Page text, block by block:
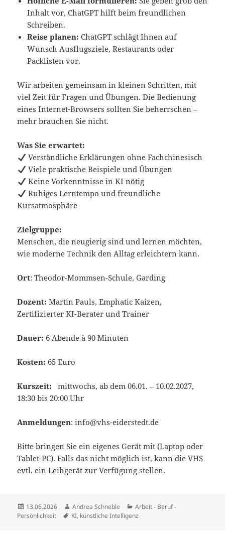
Inhalt vor, ChatGPT hilft beim freundlichen
Schreiben.
Reise planen: ChatGPT schlägt Ihnen auf
Wunsch Ausflugsziele, Restaurants oder
Packlisten vor.
Wir arbeiten gemeinsam in kleinen Schritten, mit
viel Zeit für Fragen und Übungen. Die Bedienung
eines Internet-Browsers sollten Sie beherrschen –
mehr brauchen Sie nicht.
Was Sie erwartet:
Verständliche Erklärungen ohne Fachchinesisch
Viele praktische Beispiele und Übungen
Keine Vorkenntnisse in KI nötig
Ruhiges Lerntempo und freundliche
Kursatmosphäre
Zielgruppe:
Menschen, die neugierig sind und lernen möchten,
wie moderne Technik den Alltag erleichtern kann.
Ort: Theodor-Mommsen-Schule, Garding
Dozent:Martin Pauls, Emphatic Kaizen,
Zertifizierter KI-Berater und Trainer
Dauer: 6 Abende à 90 Minuten
Kosten: 65 Euro
Kurszeit:
mittwochs, ab dem 06.01. – 10.02.2027,
18:30 bis 20:00 Uhr
Anmeldungen: info@vhs-eiderstedt.de
Bitte bringen Sie ein eigenes Gerät mit (Laptop oder
Tablet-PC). Falls das nicht möglich ist, kann die VHS
evtl. ein Leihgerät zur Verfügung stellen.
Veröffentlicht
am
13.06.2026 Autor
Andrea Schneble Kategorien
Arbeit - Beruf -
Persönlichkeit
Schlagwörter
KI, künstliche Intelligenz